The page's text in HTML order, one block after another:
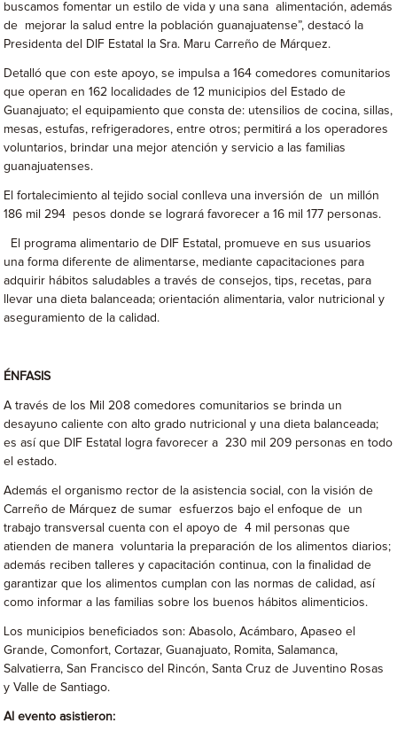
buscamos fomentar un estilo de vida y una sana alimentación, además
de mejorar la salud entre la población guanajuatense”, destacó la
Presidenta del DIF Estatal la Sra. Maru Carreño de Márquez.
Detalló que con este apoyo, se impulsa a 164 comedores comunitarios
que operan en 162 localidades de 12 municipios del Estado de
Guanajuato; el equipamiento que consta de: utensilios de cocina, sillas,
mesas, estufas, refrigeradores, entre otros; permitirá a los operadores
voluntarios, brindar una mejor atención y servicio a las familias
guanajuatenses.
El fortalecimiento al tejido social conlleva una inversión de un millón
186 mil 294 pesos donde se logrará favorecer a 16 mil 177 personas.
El programa alimentario de DIF Estatal, promueve en sus usuarios
una forma diferente de alimentarse, mediante capacitaciones para
adquirir hábitos saludables a través de consejos, tips, recetas, para
llevar una dieta balanceada; orientación alimentaria, valor nutricional y
aseguramiento de la calidad.
ÉNFASIS
A través de los Mil 208 comedores comunitarios se brinda un
desayuno caliente con alto grado nutricional y una dieta balanceada;
es así que DIF Estatal logra favorecer a 230 mil 209 personas en todo
el estado.
Además el organismo rector de la asistencia social, con la visión de
Carreño de Márquez de sumar esfuerzos bajo el enfoque de un
trabajo transversal cuenta con el apoyo de 4 mil personas que
atienden de manera voluntaria la preparación de los alimentos diarios;
además reciben talleres y capacitación continua, con la finalidad de
garantizar que los alimentos cumplan con las normas de calidad, así
como informar a las familias sobre los buenos hábitos alimenticios.
Los municipios beneficiados son: Abasolo, Acámbaro, Apaseo el
Grande, Comonfort, Cortazar, Guanajuato, Romita, Salamanca,
Salvatierra, San Francisco del Rincón, Santa Cruz de Juventino Rosas
y Valle de Santiago.
Al evento asistieron: